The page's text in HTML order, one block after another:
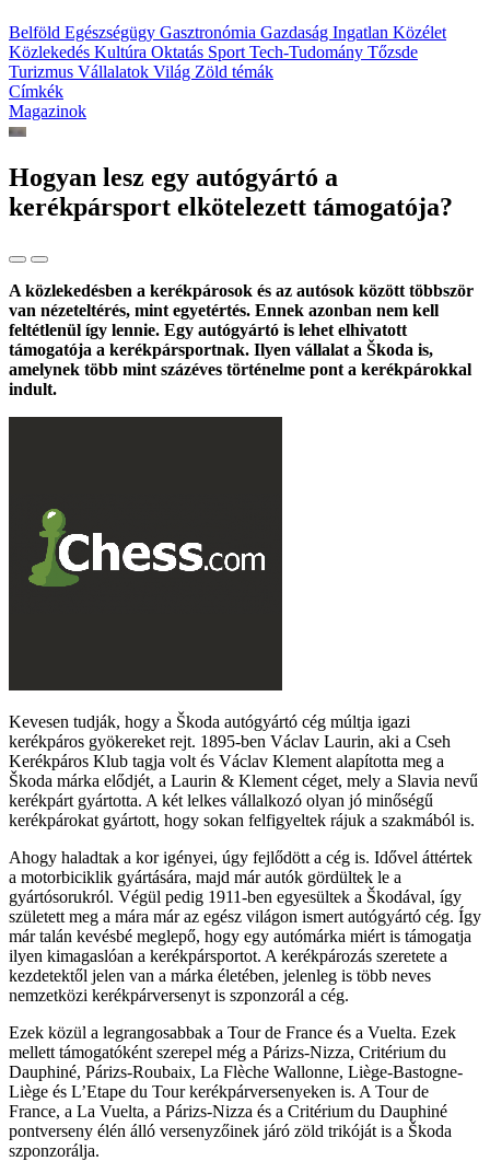
Belföld Egészségügy Gasztronómia Gazdaság Ingatlan Közélet
Közlekedés Kultúra Oktatás Sport Tech-Tudomány Tőzsde
Turizmus Vállalatok Világ Zöld témák
Címkék
Magazinok
Hogyan lesz egy autógyártó a
kerékpársport elkötelezett támogatója?
A közlekedésben a kerékpárosok és az autósok között többször
van nézeteltérés, mint egyetértés. Ennek azonban nem kell
feltétlenül így lennie. Egy autógyártó is lehet elhivatott
támogatója a kerékpársportnak. Ilyen vállalat a Škoda is,
amelynek több mint százéves történelme pont a kerékpárokkal
indult.
Kevesen tudják, hogy a Škoda autógyártó cég múltja igazi
kerékpáros gyökereket rejt. 1895-ben Václav Laurin, aki a Cseh
Kerékpáros Klub tagja volt és Václav Klement alapította meg a
Škoda márka elődjét, a Laurin & Klement céget, mely a Slavia nevű
kerékpárt gyártotta. A két lelkes vállalkozó olyan jó minőségű
kerékpárokat gyártott, hogy sokan felfigyeltek rájuk a szakmából is.
Ahogy haladtak a kor igényei, úgy fejlődött a cég is. Idővel áttértek
a motorbiciklik gyártására, majd már autók gördültek le a
gyártósorukról. Végül pedig 1911-ben egyesültek a Škodával, így
született meg a mára már az egész világon ismert autógyártó cég. Így
már talán kevésbé meglepő, hogy egy autómárka miért is támogatja
ilyen kimagaslóan a kerékpársportot. A kerékpározás szeretete a
kezdetektől jelen van a márka életében, jelenleg is több neves
nemzetközi kerékpárversenyt is szponzorál a cég.
Ezek közül a legrangosabbak a Tour de France és a Vuelta. Ezek
mellett támogatóként szerepel még a Párizs-Nizza, Critérium du
Dauphiné, Párizs-Roubaix, La Flèche Wallonne, Liège-Bastogne-
Liège és L’Etape du Tour kerékpárversenyeken is. A Tour de
France, a La Vuelta, a Párizs-Nizza és a Critérium du Dauphiné
pontverseny élén álló versenyzőinek járó zöld trikóját is a Škoda
szponzorálja.